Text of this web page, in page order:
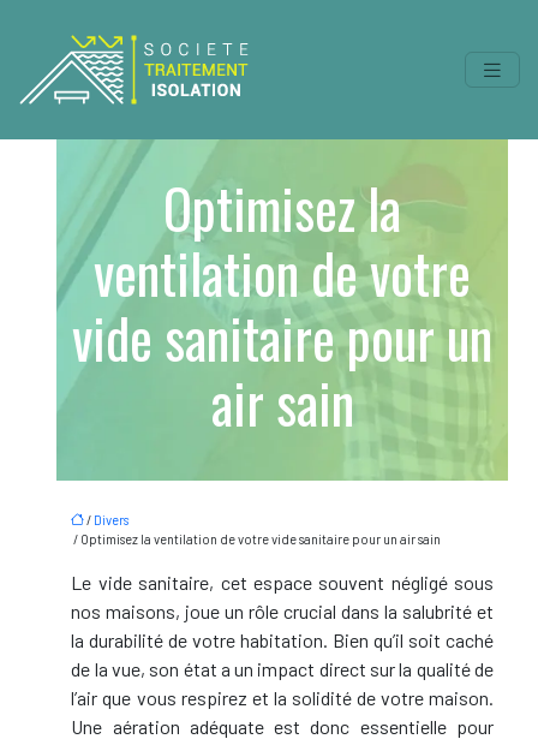
Optimisez la
ventilation de votre
vide sanitaire pour un
air sain
/ Divers
/ Optimisez la ventilation de votre vide sanitaire pour un air sain
Le vide sanitaire, cet espace souvent négligé sous
nos maisons, joue un rôle crucial dans la salubrité et
la durabilité de votre habitation. Bien qu’il soit caché
de la vue, son état a un impact direct sur la qualité de
l’air que vous respirez et la solidité de votre maison.
Une aération adéquate est donc essentielle pour